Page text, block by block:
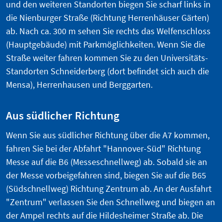
und den weiteren Standorten biegen Sie scharf links in
die Nienburger Straße (Richtung Herrenhäuser Gärten)
ab. Nach ca. 300 m sehen Sie rechts das Welfenschloss
(Hauptgebäude) mit Parkmöglichkeiten. Wenn Sie die
Straße weiter fahren kommen Sie zu den Universitäts-
Standorten Schneiderberg (dort befindet sich auch die
Mensa), Herrenhausen und Berggarten.
Aus südlicher Richtung
Wenn Sie aus südlicher Richtung über die A7 kommen,
fahren Sie bei der Abfahrt "Hannover-Süd" Richtung
Messe auf die B6 (Messeschnellweg) ab. Sobald sie an
der Messe vorbeigefahren sind, biegen Sie auf die B65
(Südschnellweg) Richtung Zentrum ab. An der Ausfahrt
"Zentrum" verlassen Sie den Schnellweg und biegen an
der Ampel rechts auf die Hildesheimer Straße ab. Die